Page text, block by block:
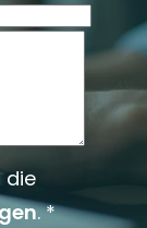
die
. *